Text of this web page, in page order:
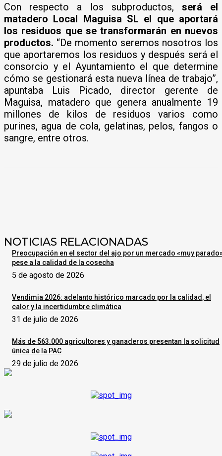
Con respecto a los subproductos, será el
matadero Local Maguisa SL el que aportará
los residuos que se transformarán en nuevos
productos. “De momento seremos nosotros los
que aportaremos los residuos y después será el
consorcio y el Ayuntamiento el que determine
cómo se gestionará esta nueva línea de trabajo”,
apuntaba Luis Picado, director gerente de
Maguisa, matadero que genera anualmente 19
millones de kilos de residuos varios como
purines, agua de cola, gelatinas, pelos, fangos o
sangre, entre otros.
NOTICIAS RELACIONADAS
Preocupación en el sector del ajo por un mercado «muy
pese a la calidad de la cosecha
5 de agosto de 2026
Vendimia 2026: adelanto histórico marcado por la calidad, el
calor y la incertidumbre climática
31 de julio de 2026
Más de 563.000 agricultores y ganaderos presentan la solicitud
única de la PAC
29 de julio de 2026